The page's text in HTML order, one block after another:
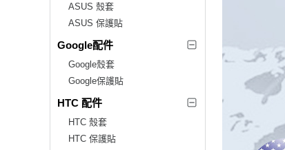
ASUS 殼套
ASUS 保護貼
Google配件
Google殼套
Google保護貼
HTC 配件
HTC 殼套
HTC 保護貼